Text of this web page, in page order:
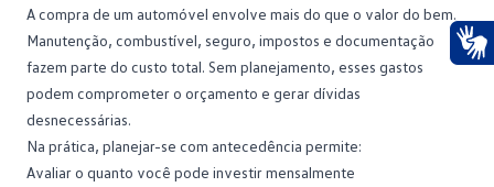
A compra de um automóvel envolve mais do que o valor do bem.
Manutenção, combustível, seguro, impostos e documentação
fazem parte do custo total. Sem planejamento, esses gastos
podem comprometer o orçamento e gerar dívidas
desnecessárias.
Na prática, planejar-se com antecedência permite:
Avaliar o quanto você pode investir mensalmente